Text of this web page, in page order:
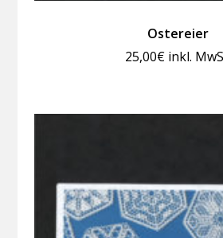
Ostereier
25,00€ inkl.